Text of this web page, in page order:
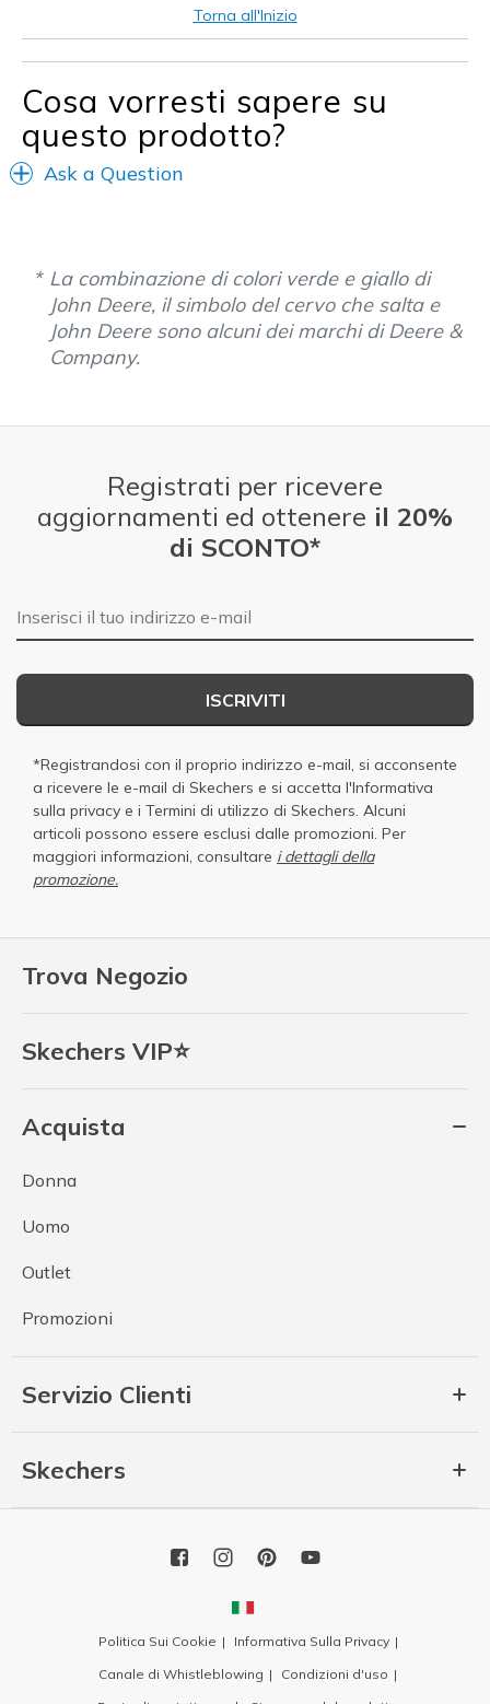
Torna all'Inizio
Cosa vorresti sapere su
questo prodotto?
Ask a Question
La combinazione di colori verde e giallo di
John Deere, il simbolo del cervo che salta e
John Deere sono alcuni dei marchi di Deere &
Company.
Trova Negozio
Skechers VIP⭐
Acquista
Donna
Uomo
Outlet
Promozioni
Servizio Clienti
Skechers
Registrati per ricevere
aggiornamenti ed ottenere il 20%
di SCONTO*
E-mail
ISCRIVITI
*Registrandosi con il proprio indirizzo e-mail, si acconsente
a ricevere le e-mail di Skechers e si accetta l'Informativa
sulla privacy e i Termini di utilizzo di Skechers. Alcuni
articoli possono essere esclusi dalle promozioni. Per
maggiori informazioni, consultare i dettagli della
promozione.
Politica Sui Cookie
Informativa Sulla Privacy
Canale di Whistleblowing
Condizioni d'uso